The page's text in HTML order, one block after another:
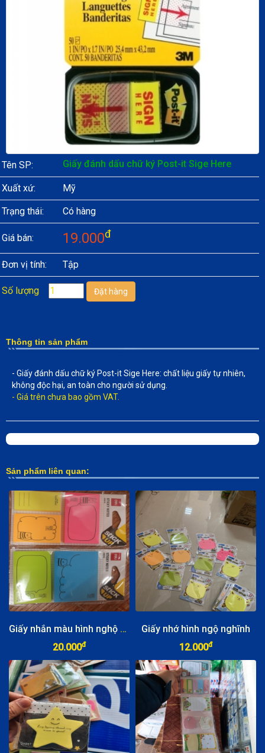
Tên SP: Giấy đánh dấu chữ ký Post-it Sige Here
Xuất xứ: Mỹ
Trạng thái: Có hàng
Giá bán: 19.000đ
Đơn vị tính: Tập
Số lượng
Thông tin sản phẩm
- Giấy đánh dấu chữ ký Post-it Sige Here: chất liệu giấy tự nhiên,
không độc hại, an toàn cho người sử dụng.
- Giá trên chưa bao gồm VAT.
Sản phẩm liên quan:
Giấy nhắn màu hình nghộ nghĩnh Deli A55502
20.000đ
Giấy nhớ hình ngộ nghĩnh
12.000đ